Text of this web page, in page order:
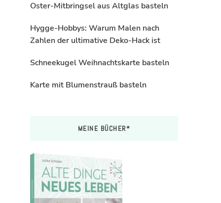
Oster-Mitbringsel aus Altglas basteln
Hygge-Hobbys: Warum Malen nach
Zahlen der ultimative Deko-Hack ist
Schneekugel Weihnachtskarte basteln
Karte mit Blumenstrauß basteln
MEINE BÜCHER*